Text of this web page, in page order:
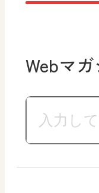
Webマ